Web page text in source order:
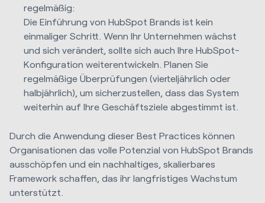
regelmäßig:
Die Einführung von HubSpot Brands ist kein
einmaliger Schritt. Wenn Ihr Unternehmen wächst
und sich verändert, sollte sich auch Ihre HubSpot-
Konfiguration weiterentwickeln. Planen Sie
regelmäßige Überprüfungen (vierteljährlich oder
halbjährlich), um sicherzustellen, dass das System
weiterhin auf Ihre Geschäftsziele abgestimmt ist.
Durch die Anwendung dieser Best Practices können
Organisationen das volle Potenzial von HubSpot Brands
ausschöpfen und ein nachhaltiges, skalierbares
Framework schaffen, das ihr langfristiges Wachstum
unterstützt.